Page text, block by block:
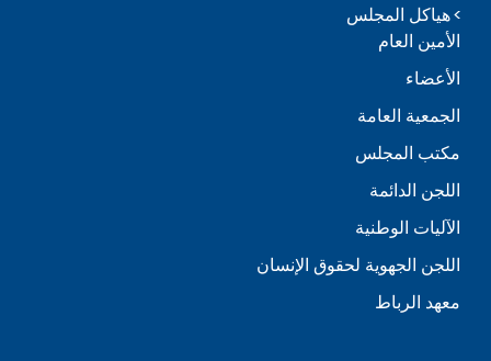
هياكل المجلس
الأمين العام
الأعضاء
الجمعية العامة
مكتب المجلس
اللجن الدائمة
الآليات الوطنية
اللجن الجهوية لحقوق الإنسان
معهد الرباط